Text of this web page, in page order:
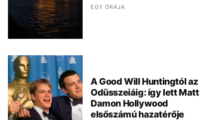
EGY ÓRÁJA
A Good Will Huntingtól az
Odüsszeiáig: így lett Matt
Damon Hollywood
elsőszámú hazatérője